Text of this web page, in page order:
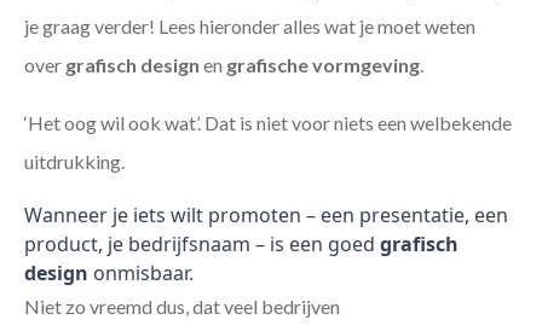
je graag verder! Lees hieronder alles wat je moet weten
over grafisch design en grafische vormgeving
‘Het oog wil ook wat’. Dat is niet voor niets een welbekende
uitdrukking.
Wanneer je iets wilt promoten – een presentatie, een
product, je bedrijfsnaam – is een goed grafisch
design onmisbaar.
Niet zo vreemd dus, dat veel bedrijven